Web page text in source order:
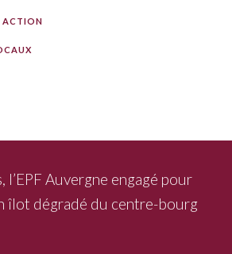
ACTION
l’EPF Auvergne engagé pour
îlot dégradé du centre-bourg